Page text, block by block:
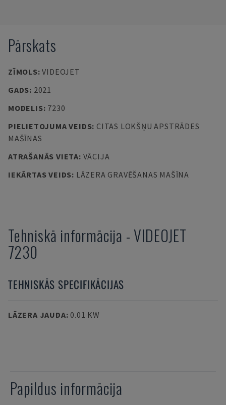
Pārskats
ZĪMOLS:VIDEOJET
GADS: 2021
MODELIS: 7230
PIELIETOJUMA VEIDS: CITAS LOKŠŅU APSTRĀDES
MAŠĪNAS
ATRAŠANĀS VIETA: VĀCIJA
IEKĀRTAS VEIDS: LĀZERA GRAVĒŠANAS MAŠĪNA
Tehniskā informācija - VIDEOJET
7230
TEHNISKĀS SPECIFIKĀCIJAS
LĀZERA JAUDA: 0.01 KW
Papildus informācija